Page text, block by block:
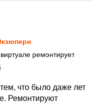
ремонтирует
что было даже лет
Ремонтируют